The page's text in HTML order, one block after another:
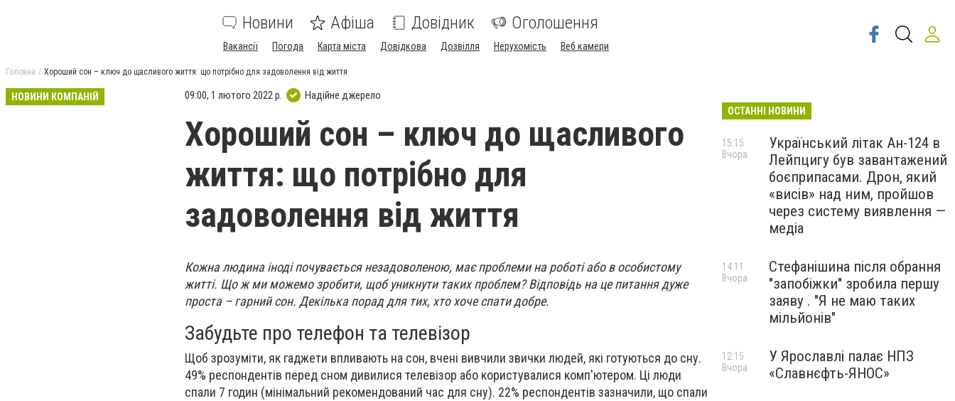
Новини Афіша Довідник Оголошення
Вакансії Погода Карта міста Довідкова Дозвілля Нерухомість Веб камери
Головна Хороший сон – ключ до щасливого життя: що потрібно для задоволення від життя
НОВИНИ КОМПАНІЙ 09:00, 1 лютого 2022 р. Надійне джерело
Хороший сон – ключ до щасливого
життя: що потрібно для
задоволення від життя
Кожна людина іноді почувається незадоволеною, має проблеми на роботі або в особистому
житті. Що ж ми можемо зробити, щоб уникнути таких проблем? Відповідь на це питання дуже
проста – гарний сон. Декілька порад для тих, хто хоче спати добре.
Забудьте про телефон та телевізор
Щоб зрозуміти, як гаджети впливають на сон, вчені вивчили звички людей, які готуються до сну.
49% респондентів перед сном дивилися телевізор або користувалися комп'ютером. Ці люди
спали 7 годин (мінімальний рекомендований час для сну). 22% респондентів зазначили, що спали
ОСТАННІ НОВИНИ
Український літак Ан-124 в
Лейпцигу був завантажений
боєприпасами. Дрон, який
«висів» над ним, пройшов
через систему виявлення —
медіа
15:15
Вчора
Стефанішина після обрання
"запобіжки" зробила першу
заяву . "Я не маю таких
мільйонів"
14:11
Вчора
У Ярославлі палає НПЗ
«Славнєфть-ЯНОС»
12:15
Вчора